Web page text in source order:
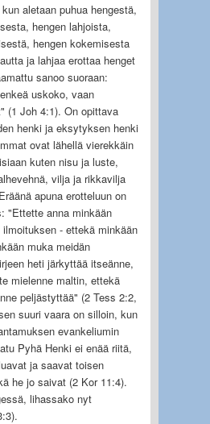
aletaan puhua hengestä,
hengen lahjoista,
hengen kokemisesta
ja lahjaa erottaa henget
sanoo suoraan:
uskoko, vaan
(1 Joh 4:1). On opittava
henki ja eksytyksen henki
ovat lähellä vierekkäin
kuten nisu ja luste,
vilja ja rikkavilja
apuna erotteluun on
"Ettette anna minkään
ilmoituksen - ettekä minkään
muka meidän
heti järkyttää itseänne,
mielenne maltin, ettekä
peljästyttää" (2 Tess 2:2,
suuri vaara on silloin, kun
evankeliumin
Pyhä Henki ei enää riitä,
ja saavat toisen
he jo saivat (2 Kor 11:4).
lihassako nyt